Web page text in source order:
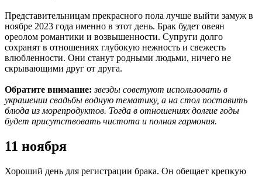
Представительницам прекрасного пола лучше выйти замуж в
ноябре 2023 года именно в этот день. Брак будет овеян
ореолом романтики и возвышенности. Супруги долго
сохранят в отношениях глубокую нежность и свежесть
влюбленности. Они станут родными людьми, ничего не
скрывающими друг от друга.
Обратите внимание:звезды советуют использовать в
украшении свадьбы водную тематику, а на стол поставить
блюда из морепродуктов. Тогда в отношениях долгие годы
будет присутствовать чистота и полная гармония.
11 ноября
Хороший день для регистрации брака. Он обещает крепкую